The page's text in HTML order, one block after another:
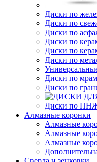
Диски по
Диски по
Диски по
Диски по
Диски по
Диски по
Диски по
Диски по
Диски по
Алмазные коронки
Алмазные
Алмазные
Алмазные